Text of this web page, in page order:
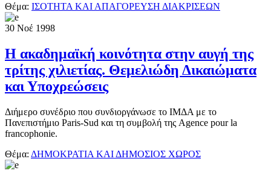
Θέμα: ΙΣΟΤΗΤΑ ΚΑΙ ΑΠΑΓΟΡΕΥΣΗ ΔΙΑΚΡΙΣΕΩΝ
30 Νοέ 1998
Η ακαδημαϊκή κοινότητα στην αυγή της
τρίτης χιλιετίας. Θεμελιώδη Δικαιώματα
και Υποχρεώσεις
Διήμερο συνέδριο που συνδιοργάνωσε το ΙΜΔΑ με το
Πανεπιστήμιο Paris-Sud και τη συμβολή της Agence pour la
francophonie.
Θέμα: ΔΗΜΟΚΡΑΤΙΑ ΚΑΙ ΔΗΜΟΣΙΟΣ ΧΩΡΟΣ